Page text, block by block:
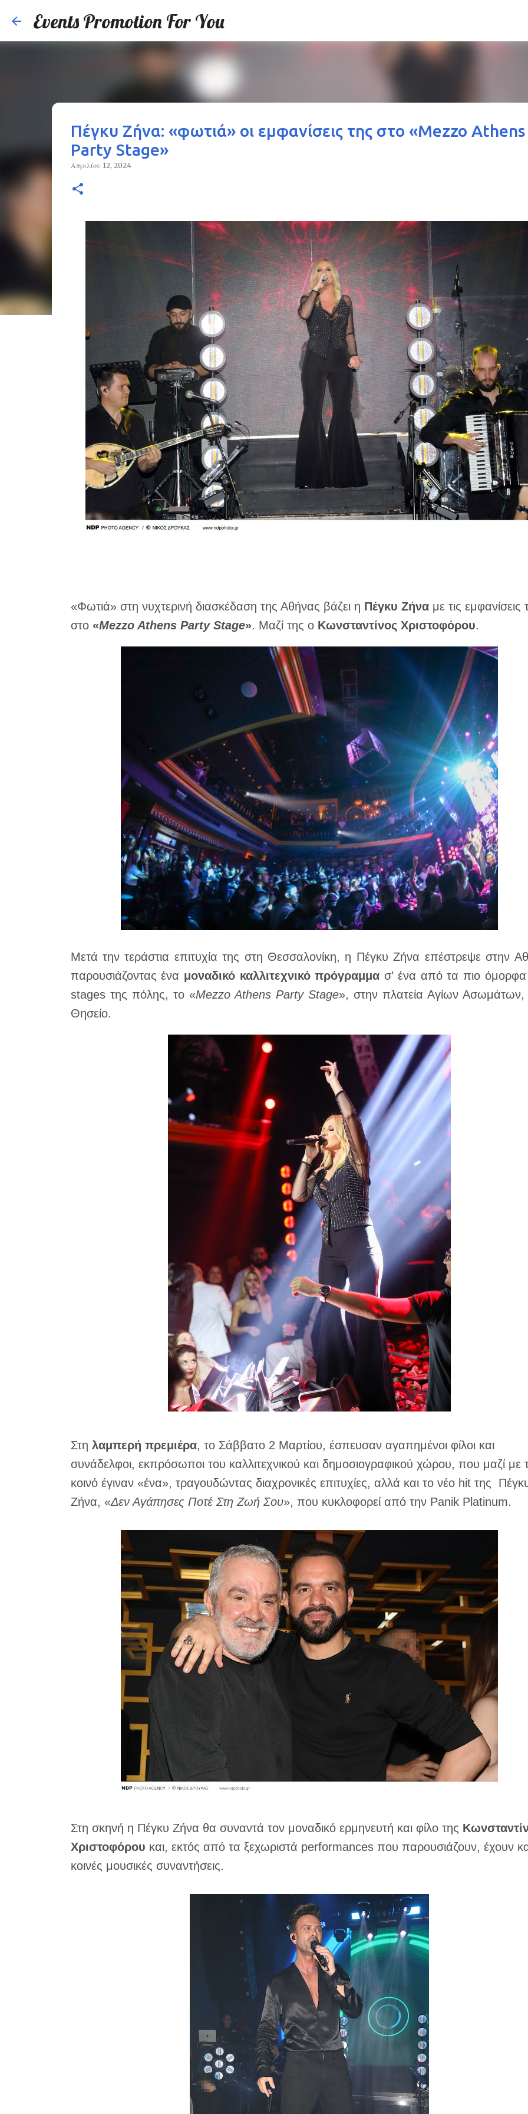
Events Promotion For You
Πέγκυ Ζήνα: «φωτιά» οι εμφανίσεις της στο «Mezzo Athens
Party Stage»
Απριλίου 12, 2024
«Φωτιά» στη νυχτερινή διασκέδαση της Αθήνας βάζει η Πέγκυ Ζήνα με τις εμφανίσεις
στο«Mezzo Athens Party Stage». Μαζί της ο Κωνσταντίνος Χριστοφόρου.
Μετά την τεράστια επιτυχία της στη Θεσσαλονίκη, η Πέγκυ Ζήνα επέστρεψε στην
παρουσιάζοντας ένα μοναδικό καλλιτεχνικό πρόγραμμα σ’ ένα από τα πιο
stages της πόλης, το «Mezzo Athens Party Stage», στην πλατεία Αγίων Ασωμάτων,
Θησείο.
Στη λαμπερή πρεμιέρα, το Σάββατο 2 Μαρτίου, έσπευσαν αγαπημένοι φίλοι και
συνάδελφοι, εκπρόσωποι του καλλιτεχνικού και δημοσιογραφικού χώρου, που μαζί με
κοινό έγιναν «ένα», τραγουδώντας διαχρονικές επιτυχίες, αλλά και το νέο hit της
Ζήνα, «Δεν Αγάπησες Ποτέ Στη Ζωή Σου», που κυκλοφορεί από την Panik Platinum.
Στη σκηνή η Πέγκυ Ζήνα θα συναντά τον μοναδικό ερμηνευτή και φίλο της
Χριστοφόρου και, εκτός από τα ξεχωριστά performances που παρουσιάζουν, έχουν
κοινές μουσικές συναντήσεις.